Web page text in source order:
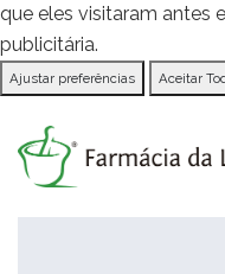
que eles visitaram antes
publicitária.
Ajustar preferências Aceitar